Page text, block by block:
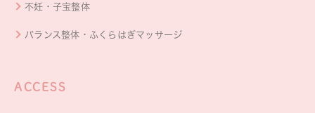
不妊・子宝整体
バランス整体・ふくらはぎマッサージ
ACCESS